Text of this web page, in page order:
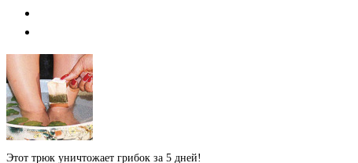
Этот трюк уничтожает грибок за 5 дней!